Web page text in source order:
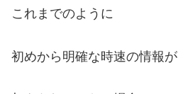
これまでのように
初めから 明確な時速の情報が